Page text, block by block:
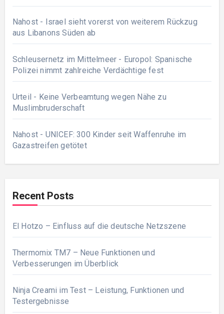
Nahost - Israel sieht vorerst von weiterem Rückzug
aus Libanons Süden ab
Schleusernetz im Mittelmeer - Europol: Spanische
Polizei nimmt zahlreiche Verdächtige fest
Urteil - Keine Verbeamtung wegen Nähe zu
Muslimbruderschaft
Nahost - UNICEF: 300 Kinder seit Waffenruhe im
Gazastreifen getötet
Recent Posts
El Hotzo – Einfluss auf die deutsche Netzszene
Thermomix TM7 – Neue Funktionen und
Verbesserungen im Überblick
Ninja Creami im Test – Leistung, Funktionen und
Testergebnisse